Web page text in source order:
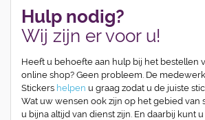
Hulp nodig?
Wij zijn er voor u!
Heeft u behoefte aan hulp bij het bestellen
online shop? Geen probleem. De
Stickers helpen u graag zodat u de juiste
Wat uw wensen ook zijn op het gebied van
u bijna altijd van dienst zijn. En daarbij kunt